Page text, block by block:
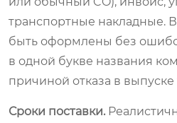
транспортные накладные.
быть оформлены без
в одной букве названия
причиной отказа в выпуске
Сроки поставки.